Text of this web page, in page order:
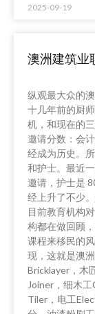
2025-09-19
澳洲建筑业
纵观最大众的
十几年前的厨
机，和现在的
邀请分数：会
经成为历史。
和护士。最近
邀请，护士是
经上升了不少
目前教育机构
构都在做回顾
课程来移民的
现，这就是澳
Bricklayer，木
Joiner，细木
Tiler，电工